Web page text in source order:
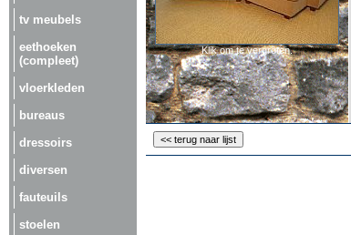
tv meubels
eethoeken
(compleet)
vloerkleden
bureaus
dressoirs
diversen
fauteuils
stoelen
Klik om te vergroten.